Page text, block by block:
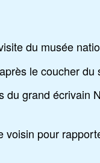
du musée
le coucher du
grand écrivain
pour